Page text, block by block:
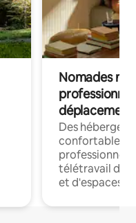
Nomades
déplacement
Des
confortables
professionnels
télétravail
et d'espaces